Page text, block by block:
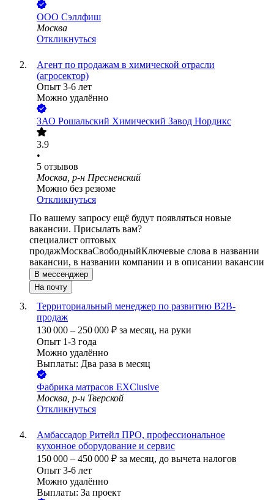
ООО Сэллфиш
Москва
Откликнуться
Агент по продажам в химической отрасли
(агросектор)
Опыт 3-6 лет
Можно удалённо
ЗАО Рошальский Химический Завод Нордикс
3.9
•
5 отзывов
Москва, р-н Пресненский
Можно без резюме
Откликнуться
По вашему запросу ещё будут появляться новые
вакансии. Присылать вам?
специалист оптовых
продажМоскваСвободныйКлючевые слова в названии
вакансии, в названии компании и в описании вакансии
В мессенджер
На почту
Территориальный менеджер по развитию B2B-
продаж
130 000 – 250 000 ₽ за месяц, на руки
Опыт 1-3 года
Можно удалённо
Выплаты: Два раза в месяц
Фабрика матрасов EXClusive
Москва, р-н Тверской
Откликнуться
Амбассадор Ритейл ПРО, профессиональное
кухонное оборудование и сервис
150 000 – 450 000 ₽ за месяц, до вычета налогов
Опыт 3-6 лет
Можно удалённо
Выплаты: За проект